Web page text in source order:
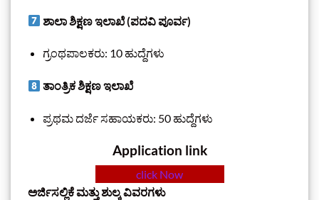
ಶಾಲಾ ಶಿಕ್ಷಣ ಇಲಾಖೆ (ಪದವಿ ಪೂರ್ವ)
ಗ್ರಂಥಪಾಲಕರು: 10 ಹುದ್ದೆಗಳು
ತಾಂತ್ರಿಕ ಶಿಕ್ಷಣ ಇಲಾಖೆ
ಪ್ರಥಮ ದರ್ಜೆ ಸಹಾಯಕರು: 50 ಹುದ್ದೆಗಳು
Application link
click Now
ಅರ್ಜಿಸಲ್ಲಿಕೆ ಮತ್ತು ಶುಲ್ಕ ವಿವರಗಳು